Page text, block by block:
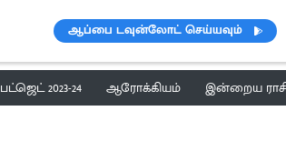
ஆப்பை டவுன்லோட் செய்யவும்
பட்ஜெட் 2023-24 ஆரோக்கியம் இன்றைய